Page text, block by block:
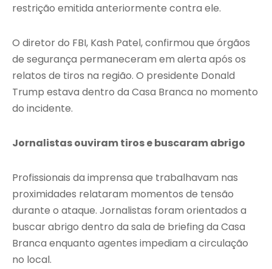
restrição emitida anteriormente contra ele.
O diretor do FBI, Kash Patel, confirmou que órgãos
de segurança permaneceram em alerta após os
relatos de tiros na região. O presidente Donald
Trump estava dentro da Casa Branca no momento
do incidente.
Jornalistas ouviram tiros e buscaram abrigo
Profissionais da imprensa que trabalhavam nas
proximidades relataram momentos de tensão
durante o ataque. Jornalistas foram orientados a
buscar abrigo dentro da sala de briefing da Casa
Branca enquanto agentes impediam a circulação
no local.